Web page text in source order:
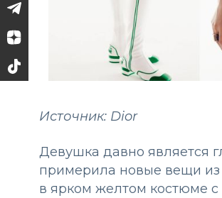
Источник: Dior
Девушка давно является
примерила новые вещи из
в ярком желтом костюме